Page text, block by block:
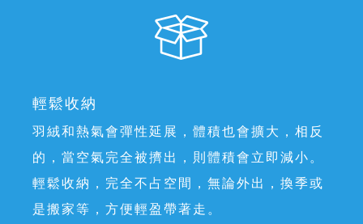
輕鬆收納
羽絨和熱氣會彈性延展，體積也會擴大，相反
的，當空氣完全被擠出，則體積會立即減小。
輕鬆收納，完全不占空間，無論外出，換季或
是搬家等，方便輕盈帶著走。